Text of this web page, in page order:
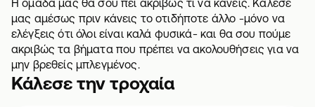
μας αμέσως πριν κάνεις το οτιδήποτε άλλο -μόνο να
ελέγξεις ότι όλοι είναι καλά φυσικά- και θα σου πούμε
ακριβώς τα βήματα που πρέπει να ακολουθήσεις για να
μην βρεθείς μπλεγμένος.
Κάλεσε την τροχαία